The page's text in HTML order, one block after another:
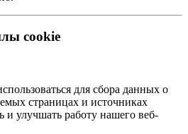
cookie
для сбора данных о
страницах и источниках
и улучшать работу нашего веб-